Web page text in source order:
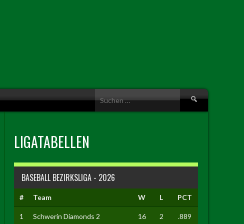
Suche
LIGATABELLEN
BASEBALL BEZIRKSLIGA - 2026
# Team W L PCT
1 Schwerin Diamonds 2 16 2 .889